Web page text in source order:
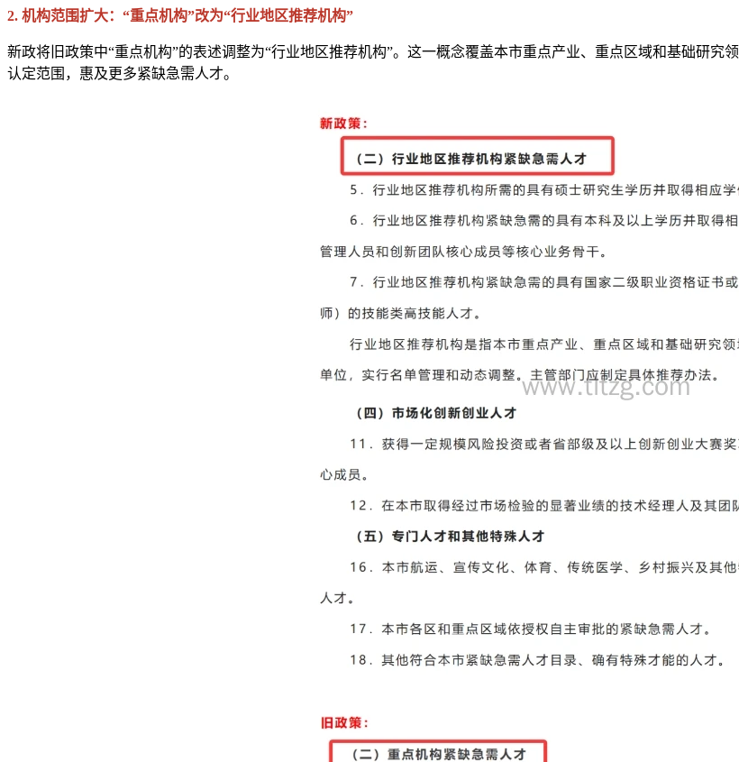
2. 机构范围扩大：“重点机构”改为“行业地区推荐机构”
新政将旧政策中“重点机构”的表述调整为“行业地区推荐机构”。这一概念覆盖本市重点产业、重点区域和基础研
认定范围，惠及更多紧缺急需人才。